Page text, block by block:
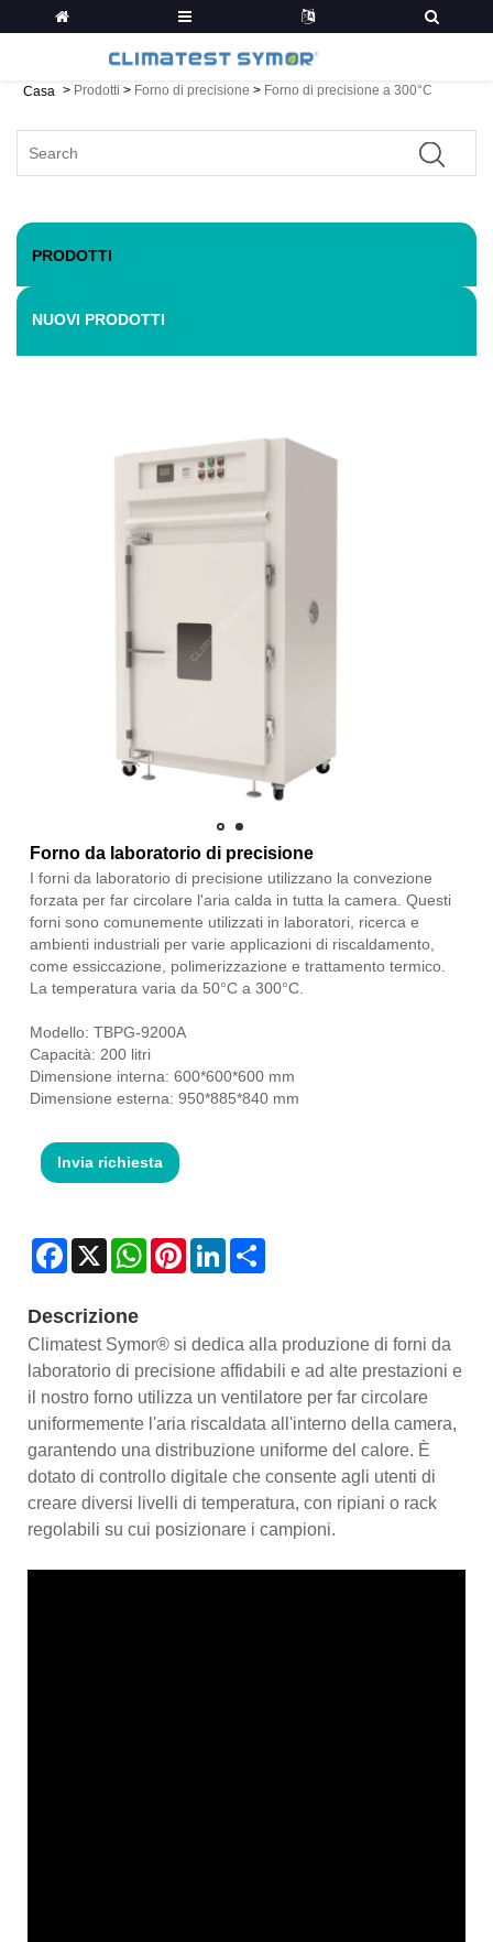
Casa > Prodotti > Forno di precisione > Forno di precisione a 300°C
PRODOTTI
NUOVI PRODOTTI
Forno da laboratorio di precisione
I forni da laboratorio di precisione utilizzano la convezione
forzata per far circolare l'aria calda in tutta la camera. Questi
forni sono comunemente utilizzati in laboratori, ricerca e
ambienti industriali per varie applicazioni di riscaldamento,
come essiccazione, polimerizzazione e trattamento termico.
La temperatura varia da 50°C a 300°C.
Modello: TBPG-9200A
Capacità: 200 litri
Dimensione interna: 600*600*600 mm
Dimensione esterna: 950*885*840 mm
Invia richiesta
Facebook
X WhatsAppPinterestLinkedIn
Descrizione
Climatest Symor® si dedica alla produzione di forni da
laboratorio di precisione affidabili e ad alte prestazioni e
il nostro forno utilizza un ventilatore per far circolare
uniformemente l'aria riscaldata all'interno della camera,
garantendo una distribuzione uniforme del calore. È
dotato di controllo digitale che consente agli utenti di
creare diversi livelli di temperatura, con ripiani o rack
regolabili su cui posizionare i campioni.